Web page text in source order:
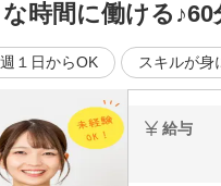
時間に働ける
週１日からOK スキルが身
給与